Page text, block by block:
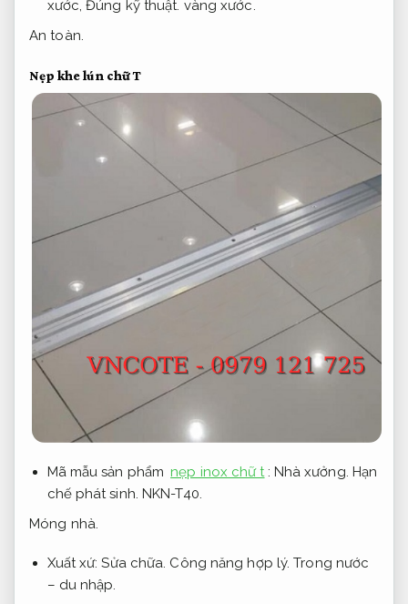
xước,Đúng kỹ thuật. vàng xước.
An toàn.
Nẹp khe lún chữ T
Mã mẫu sản phẩm nẹp inox chữ t : Nhà xưởng. Hạn
chế phát sinh. NKN-T40.
Móng nhà.
Xuất xứ:Sửa chữa. Công năng hợp lý. Trong nước
– du nhập.